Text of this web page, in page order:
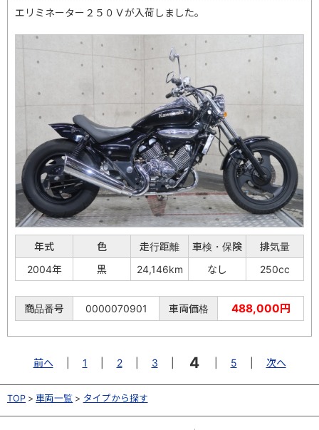
エリミネーター２５０Ｖが入荷しました。
年式 色 走行距離 車検・保険
排気量
2004年
黒 24,146km なし 250cc
商品番号 0000070901 車両価格 488,000円
前へ 1 2 3 4 5 次へ
TOP 車両一覧 タイプから探す